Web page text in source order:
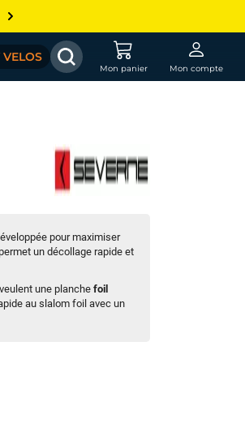
Mon panier Mon compte
pour maximiser
un décollage rapide et
une planche foil
au slalom foil avec un